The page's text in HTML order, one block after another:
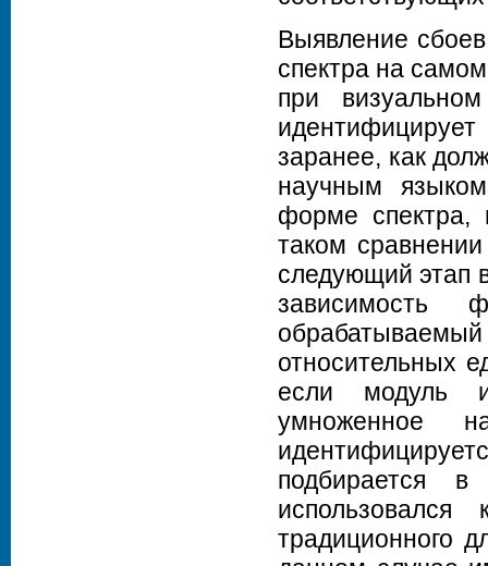
Выявление
спектра на
при
заранее, как
научным
форме спектра,
таком
следующий этап
зависимость
относительных
если модуль
умноженное
подбирается
традиционного